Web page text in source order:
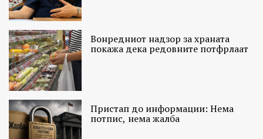
Вонредниот надзор за храната
покажа дека редовните потфрлаат
Пристап до информации: Нема
потпис, нема жалба